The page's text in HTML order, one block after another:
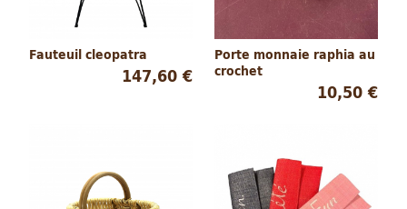
Fauteuil cleopatra
147,60 €
Porte monnaie raphia au
crochet
10,50 €